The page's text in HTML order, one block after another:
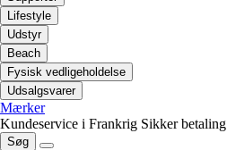
Lifestyle
Udstyr
Beach
Fysisk vedligeholdelse
Udsalgsvarer
Mærker
Kundeservice i Frankrig Sikker betaling
Søg